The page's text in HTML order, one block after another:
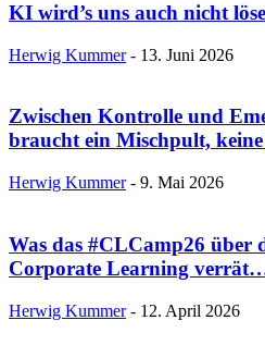
KI wird’s uns auch nicht
Herwig Kummer - 13. Juni 2026
Zwischen Kontrolle und
braucht ein Mischpult,
Herwig Kummer - 9. Mai 2026
Was das #CLCamp26 über
Corporate Learning
Herwig Kummer - 12. April 2026